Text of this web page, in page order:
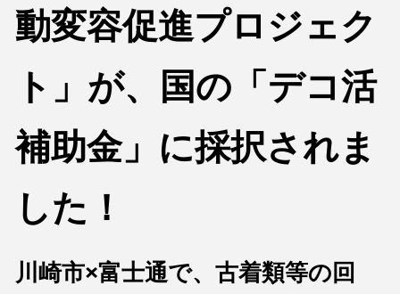
動変容促進プロジェク
ト」が、国の「デコ活
補助金」に採択されま
した！
川崎市×富士通で、古着類等の回